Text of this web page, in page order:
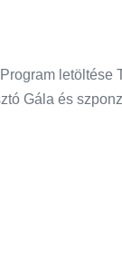
letöltése
Gála és